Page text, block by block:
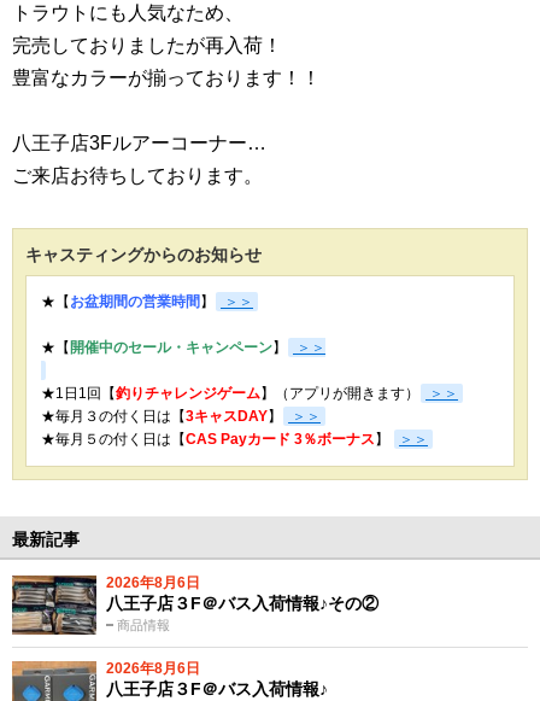
トラウトにも人気なため、
完売しておりましたが再入荷！
豊富なカラーが揃っております！！
八王子店3Fルアーコーナー…
ご来店お待ちしております。
キャスティングからのお知らせ
★【お盆期間の営業時間】 ＞＞
★【開催中のセール・キャンペーン】 ＞＞
★1日1回【釣りチャレンジゲーム】（アプリが開きます）
＞＞
★毎月３の付く日は【3キャスDAY】
＞＞
★毎月５の付く日は【CAS Payカード 3％ボーナス】 ＞＞
最新記事
2026年8月6日
商品情報
八王子店３F＠バス入荷情報♪その②
2026年8月6日
八王子店３F＠バス入荷情報♪